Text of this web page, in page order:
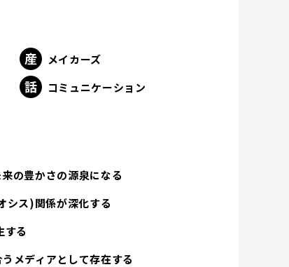
メイカーズ
コミュニケーション
の豊かさの源泉になる
シス)関係が深化する
する
メディアとして存在する